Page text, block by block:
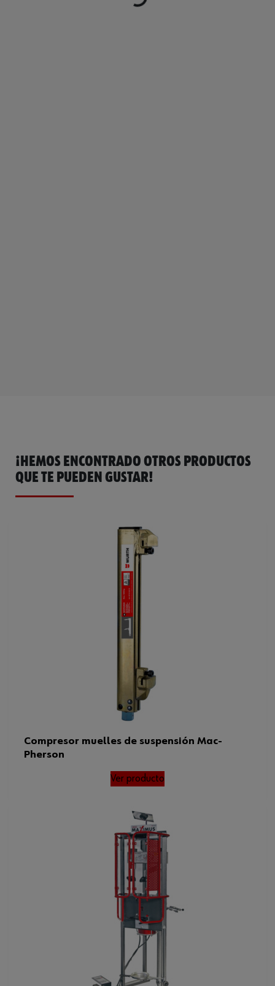
¡HEMOS ENCONTRADO OTROS PRODUCTOS
QUE TE PUEDEN GUSTAR!
Compresor muelles de suspensión Mac-
Pherson
Ver producto